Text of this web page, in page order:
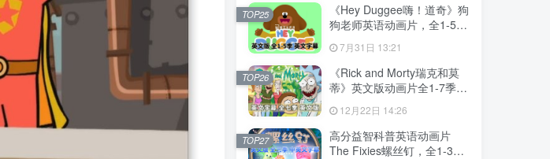
《Hey Duggee嗨！道奇》狗
狗老师英语动画片，全1-5季
英文字幕，百度网盘下载！
7月31日 13:21
TOP25
《Rick and Morty瑞克和莫
蒂》英文版动画片全1-7季共
文字幕，百度网盘下载！
12月22日 14:26
TOP26
高分益智科普英语动画片
The Fixies螺丝钉，全1-3季
TOP27